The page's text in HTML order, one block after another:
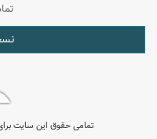
تمامی حقوق این سایت